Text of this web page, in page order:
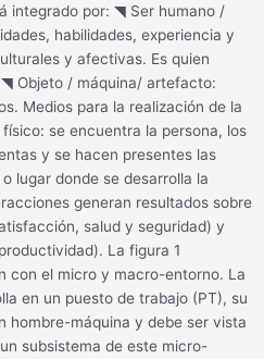
integrado por: ◥ Ser humano /
habilidades, experiencia y
y afectivas. Es quien
Objeto / máquina/ artefacto:
Medios para la realización de la
se encuentra la persona, los
y se hacen presentes las
lugar donde se desarrolla la
generan resultados sobre
salud y seguridad) y
La figura 1
con el micro y macro-entorno. La
en un puesto de trabajo (PT), su
hombre-máquina y debe ser vista
subsistema de este micro-